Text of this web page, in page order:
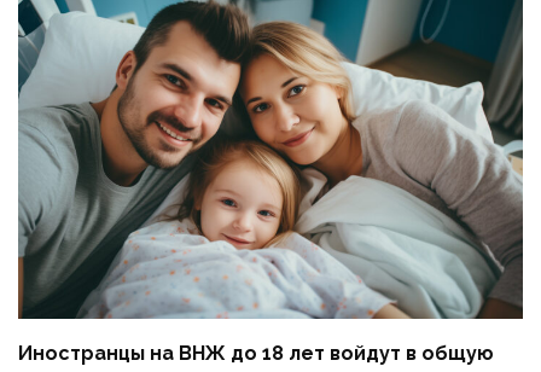
Иностранцы на ВНЖ до 18 лет войдут в общую